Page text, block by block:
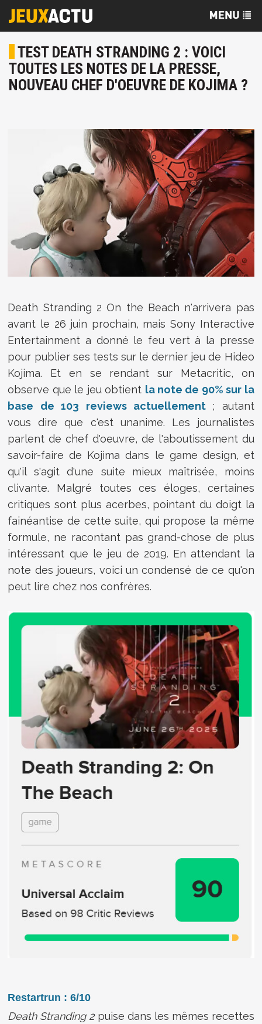
TEST DEATH STRANDING 2 : VOICI
TOUTES LES NOTES DE LA PRESSE,
NOUVEAU CHEF D'OEUVRE DE KOJIMA ?
Death Stranding 2 On the Beach n'arrivera pas
avant le 26 juin prochain, mais Sony Interactive
Entertainment a donné le feu vert à la presse
pour publier ses tests sur le dernier jeu de Hideo
Kojima. Et en se rendant sur Metacritic, on
observe que le jeu obtient la note de 90% sur la
base de 103 reviews actuellement; autant
vous dire que c'est unanime. Les journalistes
parlent de chef d'oeuvre, de l'aboutissement du
savoir-faire de Kojima dans le game design, et
qu'il s'agit d'une suite mieux maîtrisée, moins
clivante. Malgré toutes ces éloges, certaines
critiques sont plus acerbes, pointant du doigt la
fainéantise de cette suite, qui propose la même
formule, ne racontant pas grand-chose de plus
intéressant que le jeu de 2019. En attendant la
note des joueurs, voici un condensé de ce qu'on
peut lire chez nos confrères.
Restartrun : 6/10
Death Stranding 2puise dans les mêmes recettes